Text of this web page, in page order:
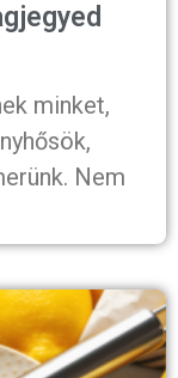
minket,
Nem